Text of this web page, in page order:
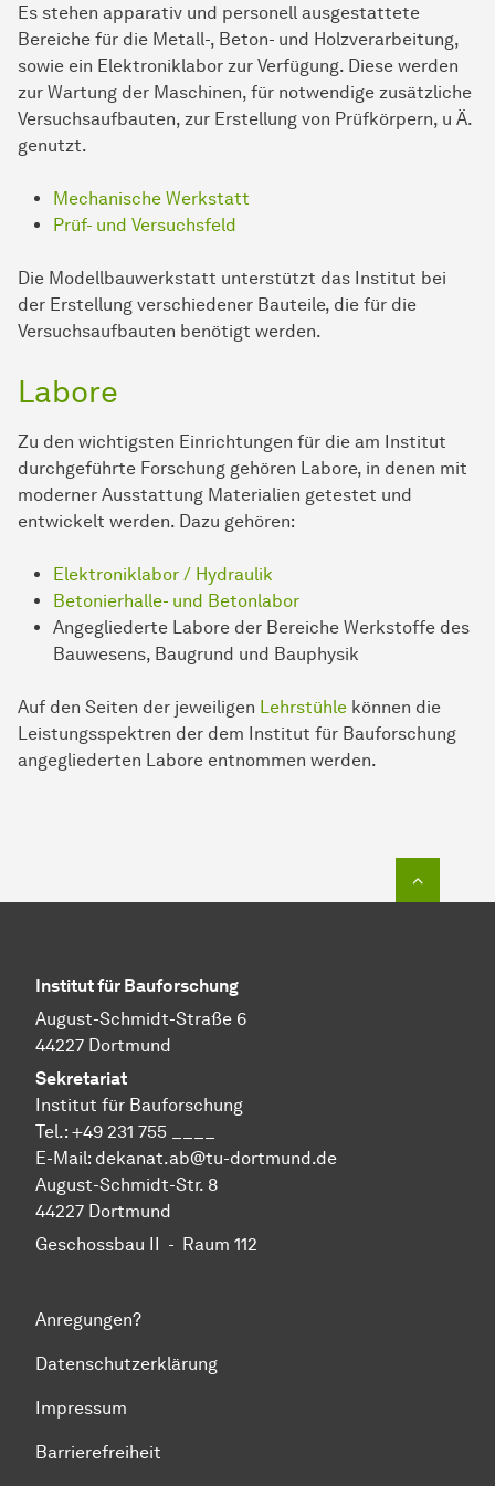
Es stehen apparativ und personell ausgestattete
Bereiche für die Metall-, Beton- und Holzverarbeitung,
sowie ein Elektroniklabor zur Verfügung. Diese werden
zur Wartung der Maschinen, für notwendige zusätzliche
Versuchsaufbauten, zur Erstellung von Prüfkörpern, u Ä.
genutzt.
Mechanische Werkstatt
Prüf- und Versuchsfeld
Die Modellbauwerkstatt unterstützt das Institut bei
der Erstellung verschiedener Bauteile, die für die
Versuchsaufbauten benötigt werden.
Labore
Zu den wichtigsten Einrichtungen für die am Institut
durchgeführte Forschung gehören Labore, in denen mit
moderner Ausstattung Materialien getestet und
entwickelt werden. Dazu gehören:
Elektroniklabor / Hydraulik
Betonierhalle- und Betonlabor
Angegliederte Labore der Bereiche Werkstoffe des
Bauwesens, Baugrund und Bauphysik
Auf den Seiten der jeweiligen Lehrstühle können die
Leistungsspektren der dem Institut für Bauforschung
angegliederten Labore entnommen werden.
Institut für Bauforschung
August-Schmidt-Straße 6
44227 Dortmund
Sekretariat
Institut für Bauforschung
Tel.: +49 231 755 ____
E-Mail: dekanat.ab@tu-dortmund.de
August-Schmidt-Str. 8
44227 Dortmund
Geschossbau II - Raum 112
Anregungen?
Datenschutzerklärung
Impressum
Barrierefreiheit